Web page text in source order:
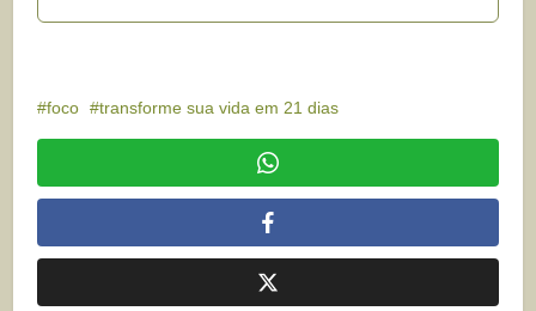
foco transforme sua vida em 21 dias